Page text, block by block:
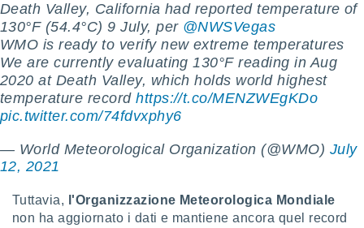
delle
dei
e degli
nostri
Death Valley, California had reported temperature of
130°F (54.4°C) 9 July, per @NWSVegas
WMO is ready to verify new extreme temperatures
We are currently evaluating 130°F reading in Aug
2020 at Death Valley, which holds world highest
temperature recordhttps://t.co/MENZWEgKDo
pic.twitter.com/74fdvxphy6
— World Meteorological Organization (@WMO) July
12, 2021
Tuttavia,
l'Organizzazione Meteorologica Mondiale
non ha aggiornato i dati e mantiene ancora quel record